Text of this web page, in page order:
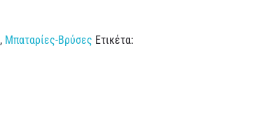
, Μπαταρίες-Βρύσες Ετικέτα: